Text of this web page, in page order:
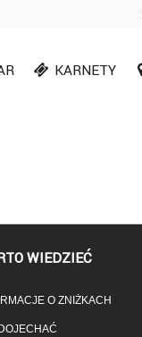
KARNETY
WIEDZIEĆ
O ZNIŻKACH